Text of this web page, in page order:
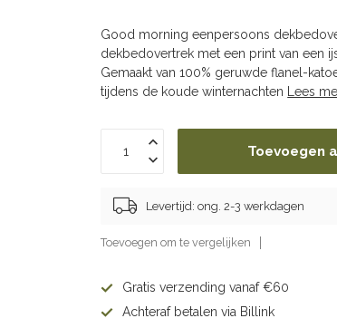
Good morning eenpersoons
dekbedovertrek met een print van een
Gemaakt van 100% geruwde flanel-
tijdens de koude winternachten
Lees
Toevoegen
Levertijd: ong. 2-3 werkdagen
Toevoegen om te vergelijken
Gratis verzending vanaf €60
Achteraf betalen via Billink